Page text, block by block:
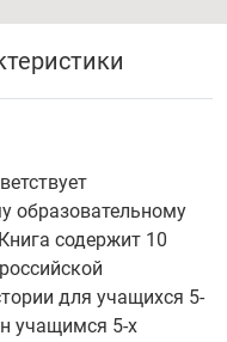
образовательному
содержит 10
для учащихся 5-
учащимся 5-х